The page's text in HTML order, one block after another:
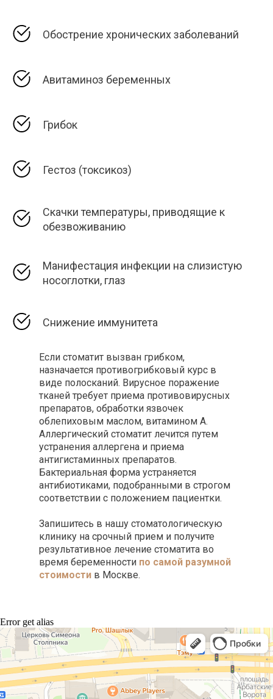
Обострение хронических заболеваний
Авитаминоз беременных
Грибок
Гестоз (токсикоз)
Скачки температуры, приводящие к
обезвоживанию
Манифестация инфекции на слизистую
носоглотки, глаз
Снижение иммунитета
Если стоматит вызван грибком,
назначается противогрибковый курс в
виде полосканий. Вирусное поражение
тканей требует приема противовирусных
препаратов, обработки язвочек
облепиховым маслом, витамином А.
Аллергический стоматит лечится путем
устранения аллергена и приема
антигистаминных препаратов.
Бактериальная форма устраняется
антибиотиками, подобранными в строгом
соответствии с положением пациентки.
Запишитесь в нашу стоматологическую
клинику на срочный прием и получите
результативное лечение стоматита во
время беременности по самой разумной
стоимости в Москве.
Error get alias
Профессорская авторская стоматология
Стоматологическая клиника в Москве
Детская стоматология в Москве